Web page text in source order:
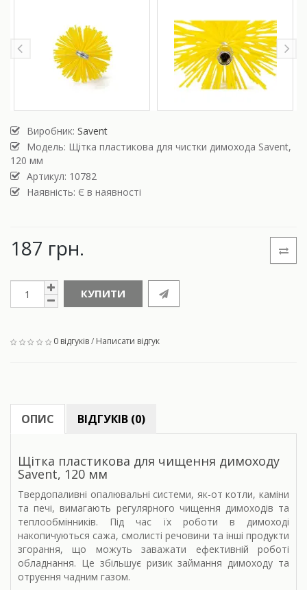
Виробник: Savent
Модель: Щітка пластикова для чистки димохода Savent,
120 мм
Артикул: 10782
Наявність: Є в наявності
187 грн.
КУПИТИ
0 відгуків/ Написати відгук
ОПИС ВІДГУКІВ (0)
Щітка пластикова для чищення димоходу
Savent, 120 мм
Твердопаливні опалювальні системи, як-от котли, каміни
та печі, вимагають регулярного чищення димоходів та
теплообмінників. Під час їх роботи в димоході
накопичуються сажа, смолисті речовини та інші продукти
згорання, що можуть заважати ефективній роботі
обладнання. Це збільшує ризик займання димоходу та
отруєння чадним газом.